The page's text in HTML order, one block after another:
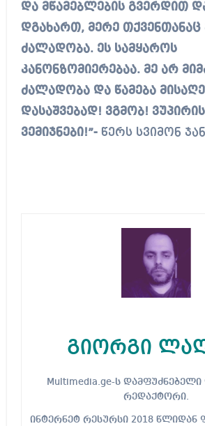
და მწამებლების გვერდით
დგახართ, მერე თქვენთანაც
ძალადობა. ეს სამყაროს
კანონზომიერებაა. მე არ
ძალადობა და წამება
დასაშვებად! ვგმობ!
ვემიჯნები!”-წერს სვიმონ
გიორგი
Multimedia.ge-ს დამფუძნებელი და მთავარი
რედაქტორი.
ინტერნეტ რესურსი 2018 წლიდან